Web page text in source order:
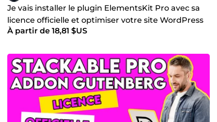
Je vais installer le plugin ElementsKit Pro avec sa
licence officielle et optimiser votre site WordPress
À partir de 18,81 $US